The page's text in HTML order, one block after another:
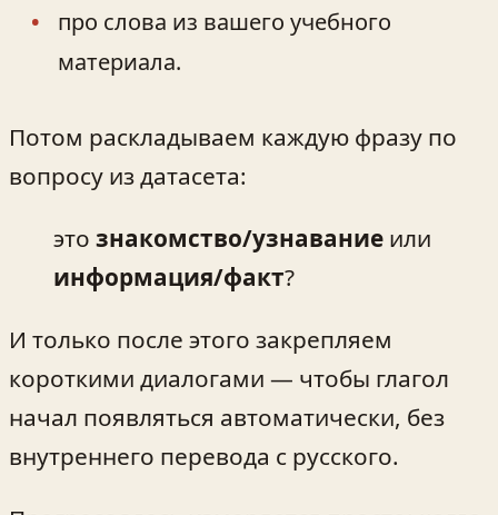
про слова из вашего учебного
материала.
Потом раскладываем каждую фразу по
вопросу из датасета:
это знакомство/узнавание или
информация/факт?
И только после этого закрепляем
короткими диалогами — чтобы глагол
начал появляться автоматически, без
внутреннего перевода с русского.